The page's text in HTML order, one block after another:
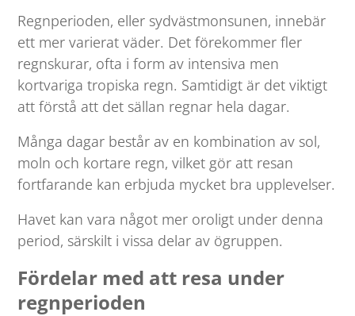
Regnperioden, eller sydvästmonsunen, innebär
ett mer varierat väder. Det förekommer fler
regnskurar, ofta i form av intensiva men
kortvariga tropiska regn. Samtidigt är det viktigt
att förstå att det sällan regnar hela dagar.
Många dagar består av en kombination av sol,
moln och kortare regn, vilket gör att resan
fortfarande kan erbjuda mycket bra upplevelser.
Havet kan vara något mer oroligt under denna
period, särskilt i vissa delar av ögruppen.
Fördelar med att resa under
regnperioden